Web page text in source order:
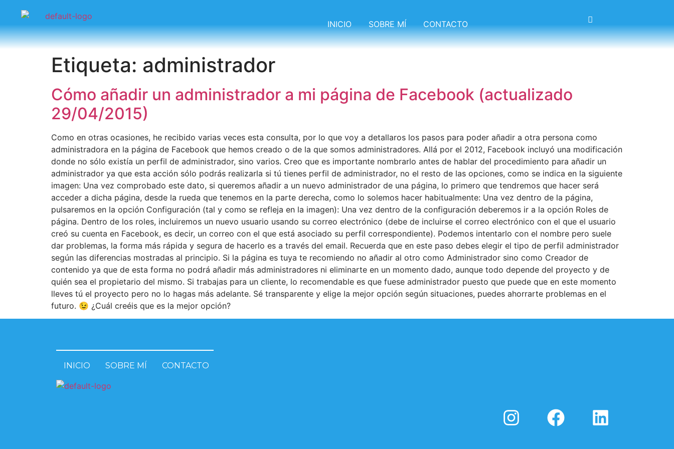
INICIO SOBRE MÍ CONTACTO
Etiqueta: administrador
Cómo añadir un administrador a mi página de Facebook (actualizado
29/04/2015)
Como en otras ocasiones, he recibido varias veces esta consulta, por lo que voy a detallaros los pasos para poder añadir a otra persona como
administradora en la página de Facebook que hemos creado o de la que somos administradores. Allá por el 2012, Facebook incluyó una modificación
donde no sólo existía un perfil de administrador, sino varios. Creo que es importante nombrarlo antes de hablar del procedimiento para añadir un
administrador ya que esta acción sólo podrás realizarla si tú tienes perfil de administrador, no el resto de las opciones, como se indica en la siguiente
imagen: Una vez comprobado este dato, si queremos añadir a un nuevo administrador de una página, lo primero que tendremos que hacer será
acceder a dicha página, desde la rueda que tenemos en la parte derecha, como lo solemos hacer habitualmente: Una vez dentro de la página,
pulsaremos en la opción Configuración (tal y como se refleja en la imagen): Una vez dentro de la configuración deberemos ir a la opción Roles de
página. Dentro de los roles, incluiremos un nuevo usuario usando su correo electrónico (debe de incluirse el correo electrónico con el que el usuario
creó su cuenta en Facebook, es decir, un correo con el que está asociado su perfil correspondiente). Podemos intentarlo con el nombre pero suele
dar problemas, la forma más rápida y segura de hacerlo es a través del email. Recuerda que en este paso debes elegir el tipo de perfil administrador
según las diferencias mostradas al principio. Si la página es tuya te recomiendo no añadir al otro como Administrador sino como Creador de
contenido ya que de esta forma no podrá añadir más administradores ni eliminarte en un momento dado, aunque todo depende del proyecto y de
quién sea el propietario del mismo. Si trabajas para un cliente, lo recomendable es que fuese administrador puesto que puede que en este momento
lleves tú el proyecto pero no lo hagas más adelante. Sé transparente y elige la mejor opción según situaciones, puedes ahorrarte problemas en el
futuro. 😉 ¿Cuál creéis que es la mejor opción?
INICIO SOBRE MÍ CONTACTO